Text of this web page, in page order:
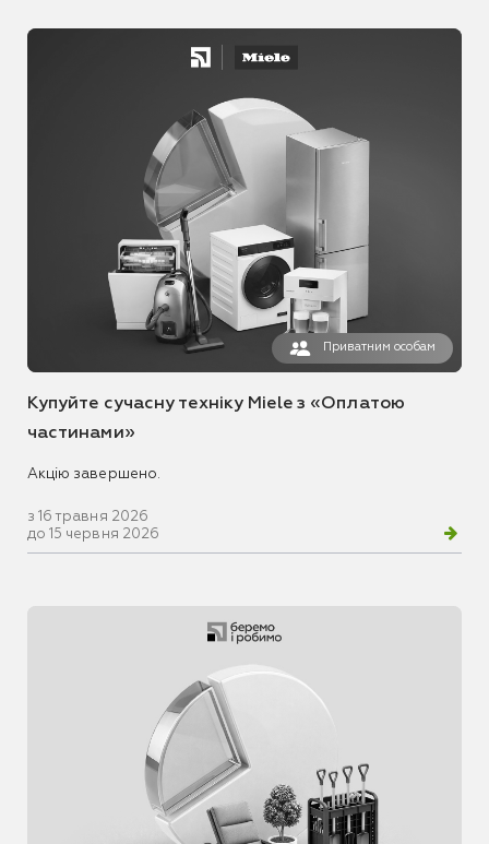
Приватним особам
Купуйте сучасну техніку Miele з «Оплатою
частинами»
Акцію завершено.
з 16 травня 2026
до 15 червня 2026